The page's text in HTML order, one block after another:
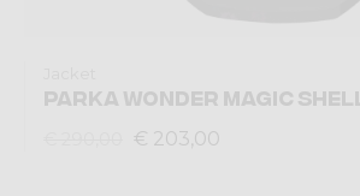
PARKA WONDER MAGIC SHELL
€ 203,00